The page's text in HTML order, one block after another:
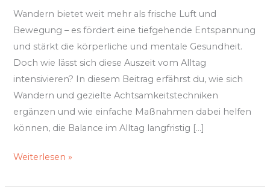
Wandern bietet weit mehr als frische Luft und
Bewegung – es fördert eine tiefgehende Entspannung
und stärkt die körperliche und mentale Gesundheit.
Doch wie lässt sich diese Auszeit vom Alltag
intensivieren? In diesem Beitrag erfährst du, wie sich
Wandern und gezielte Achtsamkeitstechniken
ergänzen und wie einfache Maßnahmen dabei helfen
können, die Balance im Alltag langfristig […]
Weiterlesen »